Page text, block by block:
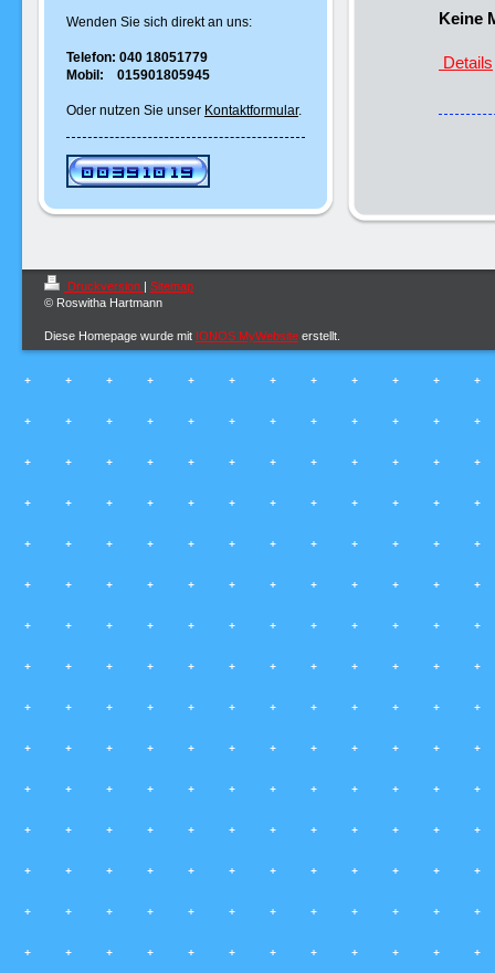
Keine
Details
Wenden Sie sich direkt an uns:
Telefon: 040 18051779
Mobil: 015901805945
Oder nutzen Sie unser Kontaktformular.
Druckversion | Sitemap
© Roswitha Hartmann
Diese Homepage wurde mit IONOS MyWebsite erstellt.